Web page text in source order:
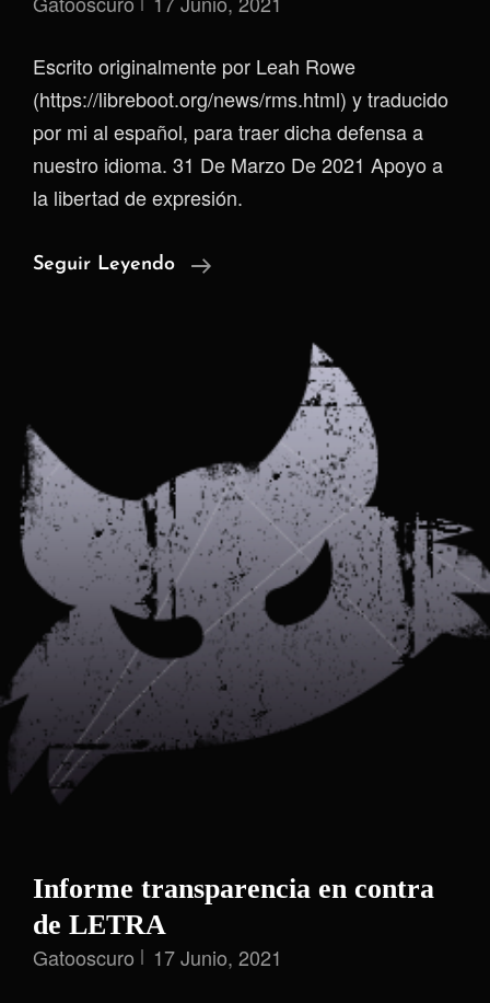
Escrito originalmente por Leah Rowe
(https://libreboot.org/news/rms.html) y traducido
por mi al español, para traer dicha defensa a
nuestro idioma. 31 De Marzo De 2021 Apoyo a
la libertad de expresión.
Seguir Leyendo
¡Defiende
Informe transparencia en contra
de LETRA
Gatooscuro 17 Junio, 2021